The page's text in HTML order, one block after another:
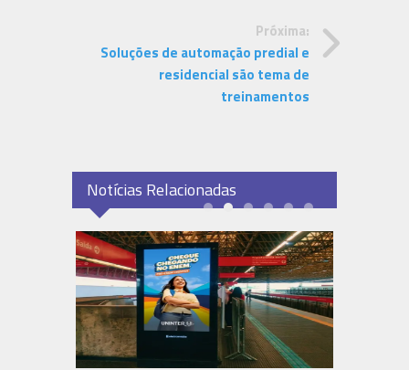
Próxima:
Soluções de automação predial e
residencial são tema de
treinamentos
Notícias Relacionadas